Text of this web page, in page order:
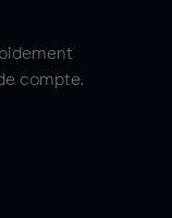
compte.